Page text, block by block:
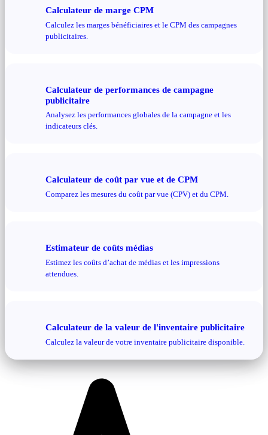
Calculateur de marge CPM
Calculez les marges bénéficiaires et le CPM des campagnes
publicitaires.
Calculateur de performances de campagne
publicitaire
Analysez les performances globales de la campagne et les
indicateurs clés.
Calculateur de coût par vue et de CPM
Comparez les mesures du coût par vue (CPV) et du CPM.
Estimateur de coûts médias
Estimez les coûts d’achat de médias et les impressions
attendues.
Calculateur de la valeur de l'inventaire publicitaire
Calculez la valeur de votre inventaire publicitaire disponible.